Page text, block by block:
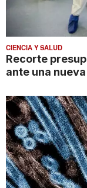
CIENCIA Y SALUD
Recorte
ante una